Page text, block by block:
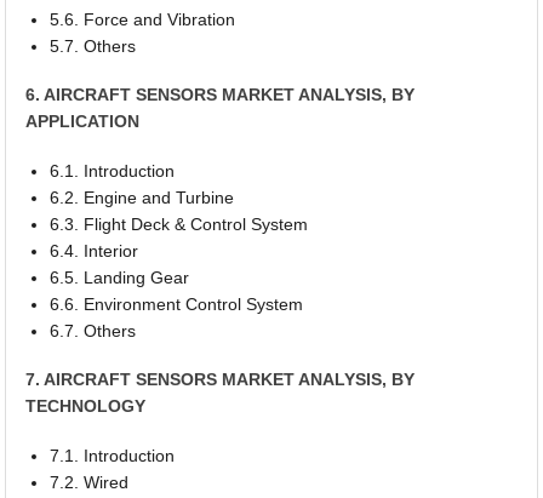
5.6. Force and Vibration
5.7. Others
6. AIRCRAFT SENSORS MARKET ANALYSIS, BY
APPLICATION
6.1. Introduction
6.2. Engine and Turbine
6.3. Flight Deck & Control System
6.4. Interior
6.5. Landing Gear
6.6. Environment Control System
6.7. Others
7. AIRCRAFT SENSORS MARKET ANALYSIS, BY
TECHNOLOGY
7.1. Introduction
7.2. Wired